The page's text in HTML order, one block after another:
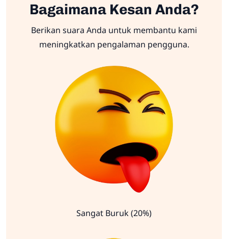
Bagaimana Kesan Anda?
Berikan suara Anda untuk membantu kami
meningkatkan pengalaman pengguna.
Sangat Buruk (20%)